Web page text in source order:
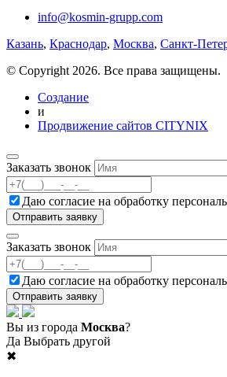
info@kosmin-grupp.com
Казань, Краснодар, Москва, Санкт-
© Copyright 2026. Все права защищены.
Создание
и
Продвижение сайтов CITYNIX
Заказать звонок
Даю согласие на обработку
Заказать звонок
Даю согласие на обработку
Вы из города Москва?
Да Выбрать другой
✖